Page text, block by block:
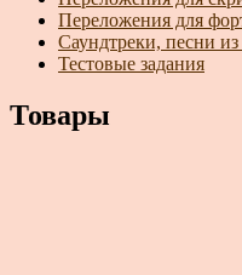
Переложения для
Саундтреки, песни
Тестовые задания
Товары